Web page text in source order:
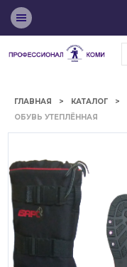
ГЛАВНАЯ КАТАЛОГ
ОБУВЬ УТЕПЛЁННАЯ